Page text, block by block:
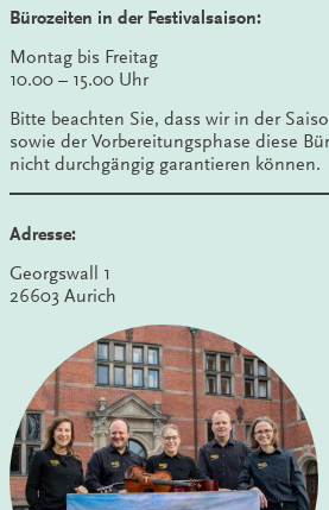
Bürozeiten in der Festivalsaison:
Montag bis Freitag
10.00 – 15.00 Uhr
Bitte beachten Sie, dass wir in der
sowie der Vorbereitungsphase diese
nicht durchgängig garantieren können.
Adresse:
Georgswall 1
26603 Aurich